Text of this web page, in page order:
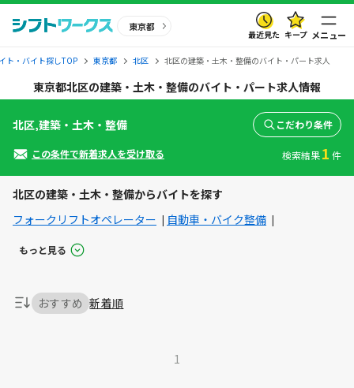
東京都
最近見た キープ メニュー
ト・バイト探しTOP 東京都 北区 北区の建築・土木・整備のバイト・パート求人
東京都北区の建築・土木・整備のバイト・パート求人情報
おすすめ 新着順
1
北区,建築・土木・整備 こだわり条件
この条件で新着求人を受け取る 検索結果1 件
北区の建築・土木・整備からバイトを探す
フォークリフトオペレーター
自動車・バイク整備
もっと見る